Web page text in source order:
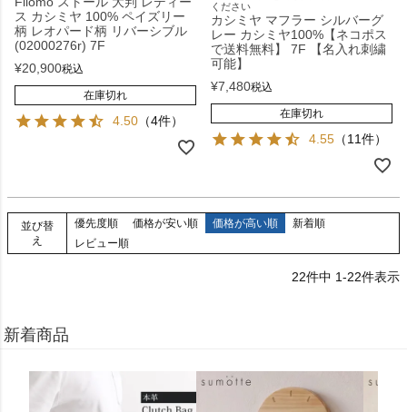
ス カシミヤ 100% ペイズリー
柄 レオパード柄 リバーシブル
(02000276r) 7F
¥20,900税込
在庫切れ
4.50 （4件）
ください
カシミヤ マフラー シルバーグ
レー カシミヤ100%【ネコポス
で送料無料】 7F 【名入れ刺繍
可能】
¥7,480税込
在庫切れ
4.55 （11件）
並び替
え
優先度順 価格が安い順 価格が高い順
新着順
レビュー順
22件中 1-22件表示
新着商品